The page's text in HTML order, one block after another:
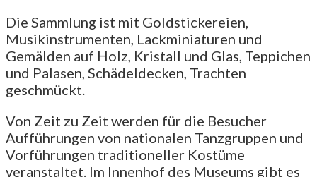
Die Sammlung ist mit Goldstickereien,
Musikinstrumenten, Lackminiaturen und
Gemälden auf Holz, Kristall und Glas, Teppichen
und Palasen, Schädeldecken, Trachten
geschmückt.
Von Zeit zu Zeit werden für die Besucher
Aufführungen von nationalen Tanzgruppen und
Vorführungen traditioneller Kostüme
veranstaltet. Im Innenhof des Museums gibt es